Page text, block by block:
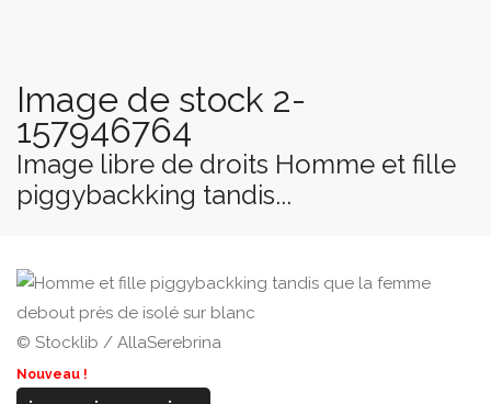
Image de stock 2-
157946764
Image libre de droits Homme et fille
piggybackking tandis...
© Stocklib / AllaSerebrina
Nouveau !